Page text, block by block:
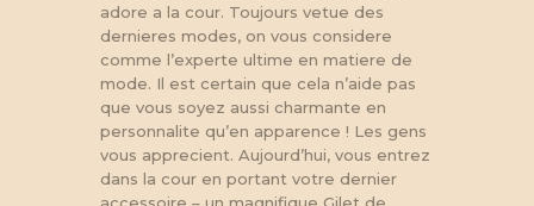
38,00
adore a la cour. Toujours vetue des
dernieres modes, on vous considere
comme l’experte ultime en matiere de
mode. Il est certain que cela n’aide pas
que vous soyez aussi charmante en
personnalite qu’en apparence ! Les gens
vous apprecient. Aujourd’hui, vous entrez
dans la cour en portant votre dernier